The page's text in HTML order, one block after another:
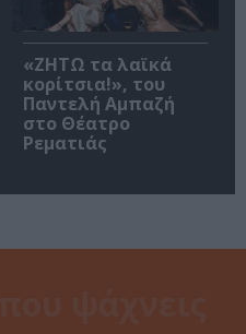
«ΖΗΤΩ τα λαϊκά
κορίτσια!», του
Παντελή Αμπαζή
στο Θέατρο
Ρεματιάς